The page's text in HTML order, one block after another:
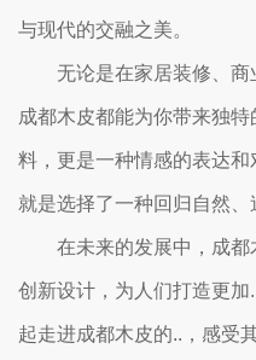
与现代的交融之美。
无论是在家居装修、商
成都木皮都能为你带来独
料，更是一种情感的表达和
就是选择了一种回归自然、
在未来的发展中，成
创新设计，为人们打造更
起走进成都木皮的..，感受